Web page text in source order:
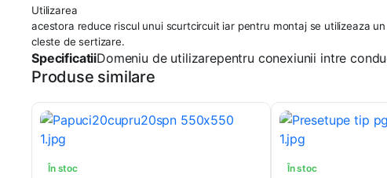
Utilizarea
acestora reduce riscul unui scurtcircuit iar pentru montaj se utilizeaza un
cleste de sertizare.
SpecificatiiDomeniu de utilizarepentru conexiunii intre
Produse similare
În stoc În stoc